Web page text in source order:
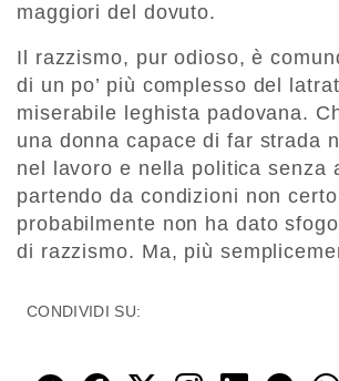
maggiori del dovuto.
Il razzismo, pur odioso, è
di un po’ più complesso del
miserabile leghista padovana.
una donna capace di far strada
nel lavoro e nella politica senza
partendo da condizioni non
probabilmente non ha dato
di razzismo. Ma, più
CONDIVIDI SU: